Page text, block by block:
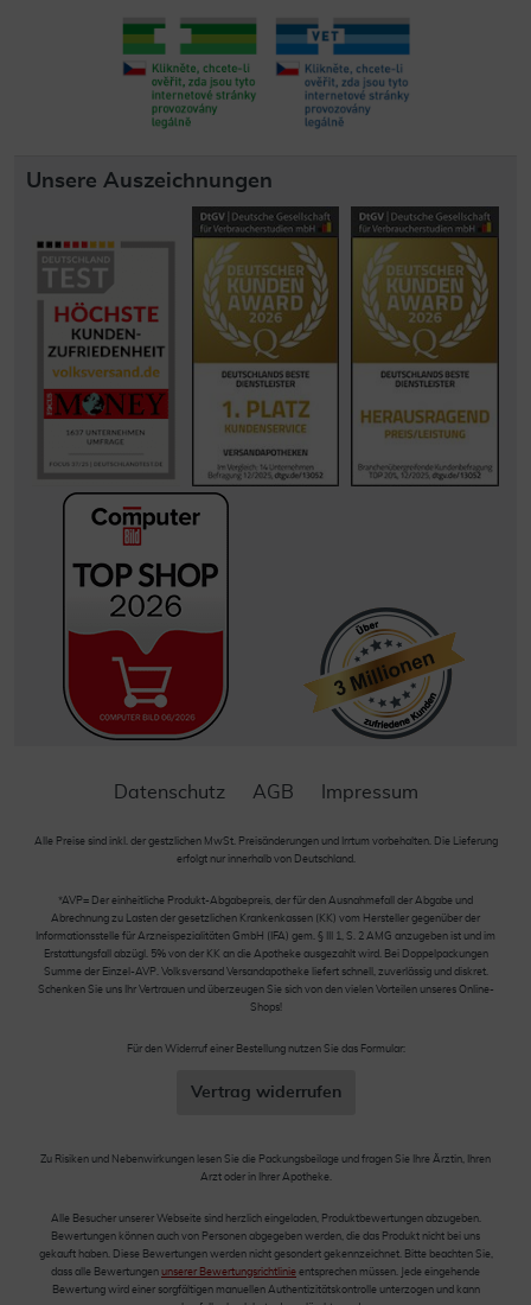
Unsere Auszeichnungen
Datenschutz AGB Impressum
Alle Preise sind inkl. der gestzlichen MwSt. Preisänderungen und Irrtum vorbehalten. Die Lieferung
erfolgt nur innerhalb von Deutschland.
*AVP= Der einheitliche Produkt-Abgabepreis, der für den Ausnahmefall der Abgabe und
Abrechnung zu Lasten der gesetzlichen Krankenkassen (KK) vom Hersteller gegenüber der
Informationsstelle für Arzneispezialitäten GmbH (IFA) gem. § III 1, S. 2 AMG anzugeben ist und im
Erstattungsfall abzügl. 5% von der KK an die Apotheke ausgezahlt wird. Bei Doppelpackungen
Summe der Einzel-AVP. Volksversand Versandapotheke liefert schnell, zuverlässig und diskret.
Schenken Sie uns Ihr Vertrauen und überzeugen Sie sich von den vielen Vorteilen unseres Online-
Shops!
Für den Widerruf einer Bestellung nutzen Sie das Formular:
Vertrag widerrufen
Zu Risiken und Nebenwirkungen lesen Sie die Packungsbeilage und fragen Sie Ihre Ärztin, Ihren
Arzt oder in Ihrer Apotheke.
Alle Besucher unserer Webseite sind herzlich eingeladen, Produktbewertungen abzugeben.
Bewertungen können auch von Personen abgegeben werden, die das Produkt nicht bei uns
gekauft haben. Diese Bewertungen werden nicht gesondert gekennzeichnet. Bitte beachten Sie,
dass alle Bewertungen unserer Bewertungsrichtlinie entsprechen müssen. Jede eingehende
Bewertung wird einer sorgfältigen manuellen Authentizitätskontrolle unterzogen und kann